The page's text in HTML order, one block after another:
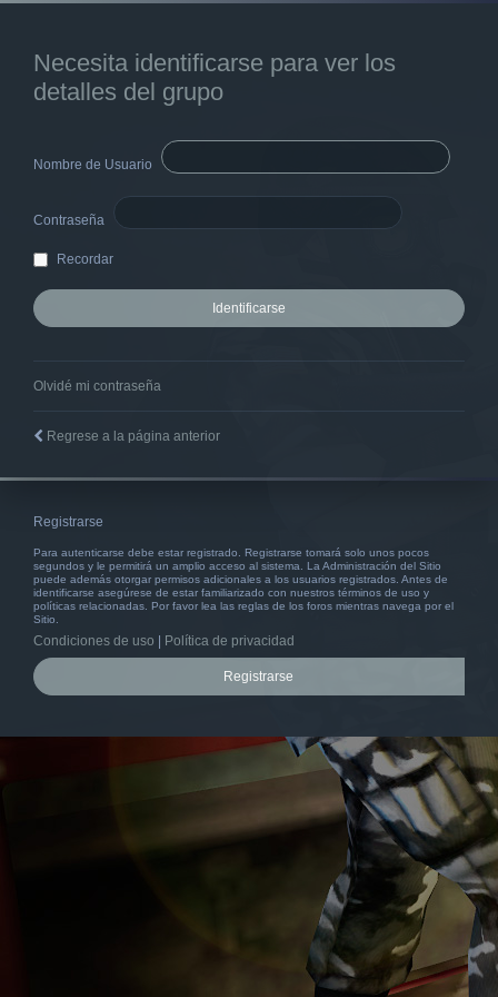
Necesita identificarse para ver los
detalles del grupo
Nombre de Usuario
Contraseña
Recordar
Olvidé mi contraseña
Regrese a la página anterior
Registrarse
Para autenticarse debe estar registrado. Registrarse tomará solo unos pocos
segundos y le permitirá un amplio acceso al sistema. La Administración del Sitio
puede además otorgar permisos adicionales a los usuarios registrados. Antes de
identificarse asegúrese de estar familiarizado con nuestros términos de uso y
políticas relacionadas. Por favor lea las reglas de los foros mientras navega por el
Sitio.
Condiciones de uso Política de privacidad
Registrarse